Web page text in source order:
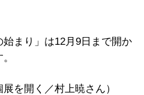
まり」は12月9日まで開か
を開く／村上暁さん）